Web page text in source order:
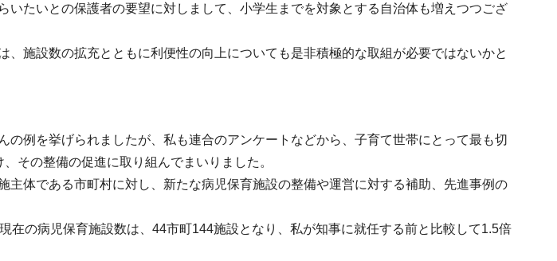
いたいとの保護者の要望に対しまして、小学生までを対象とする自治体も増えつつござ
、施設数の拡充とともに利便性の向上についても是非積極的な取組が必要ではないかと
の例を挙げられましたが、私も連合のアンケートなどから、子育て世帯にとって最も切
その整備の促進に取り組んでまいりました。
主体である市町村に対し、新たな病児保育施設の整備や運営に対する補助、先進事例の
在の病児保育施設数は、44市町144施設となり、私が知事に就任する前と比較して1.5倍